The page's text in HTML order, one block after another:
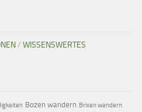
/ WISSENSWERTES
Bozen wandern Brixen wandern